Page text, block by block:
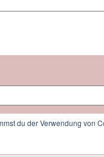
du der Verwendung von